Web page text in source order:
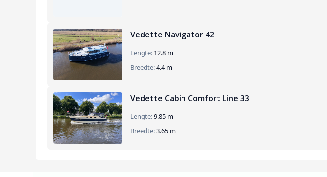
Vedette Navigator 42
Lengte: 12.8 m
Breedte:4.4 m
Vedette Cabin Comfort Line 33
Lengte:9.85 m
Breedte:3.65 m